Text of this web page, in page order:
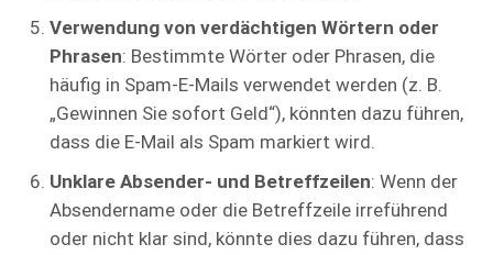
Verwendung von verdächtigen Wörtern oder
Phrasen: Bestimmte Wörter oder Phrasen, die
häufig in Spam-E-Mails verwendet werden (z. B.
„Gewinnen Sie sofort Geld“), könnten dazu führen,
dass die E-Mail als Spam markiert wird.
Unklare Absender- und Betreffzeilen: Wenn der
Absendername oder die Betreffzeile irreführend
oder nicht klar sind, könnte dies dazu führen, dass